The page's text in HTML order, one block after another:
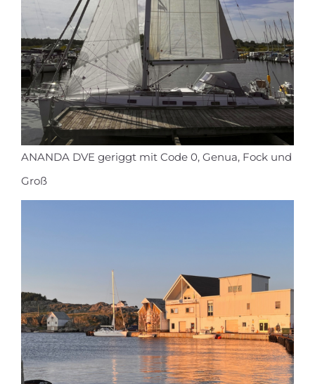
ANANDA DVE geriggt mit Code 0, Genua, Fock und
Groß